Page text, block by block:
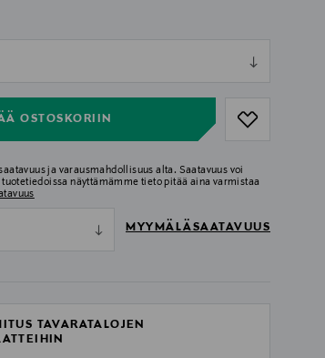
OSTOSKORIIN
ja varausmahdollisuus alta. Saatavuus voi
näyttämämme tieto pitää aina varmistaa
MYYMÄLÄSAATAVUUS
TAVARATALOJEN